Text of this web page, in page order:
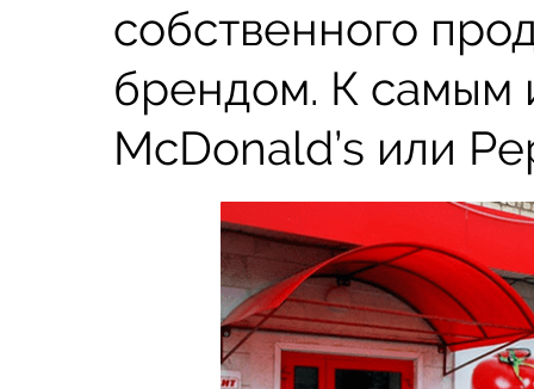
собственного
брендом. К самым
McDonald’s или